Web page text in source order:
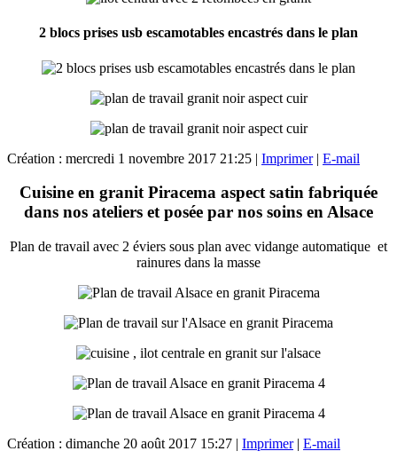
2 blocs prises usb escamotables encastrés dans le plan
Création : mercredi 1 novembre 2017 21:25 | Imprimer| E-mail
Cuisine en granit Piracema aspect satin fabriquée
dans nos ateliers et posée par nos soins en Alsace
Plan de travail avec 2 éviers sous plan avec vidange automatique et
rainures dans la masse
Création : dimanche 20 août 2017 15:27 | Imprimer| E-mail